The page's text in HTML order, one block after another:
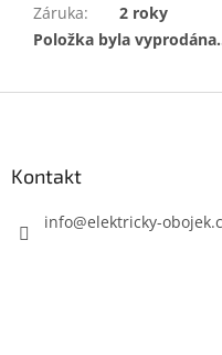
Záruka:
2 roky
Položka byla
Kontakt
info@elektricky-